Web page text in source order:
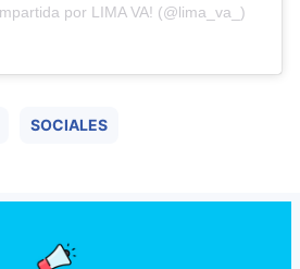
por LIMA VA! (@lima_va_)
SOCIALES